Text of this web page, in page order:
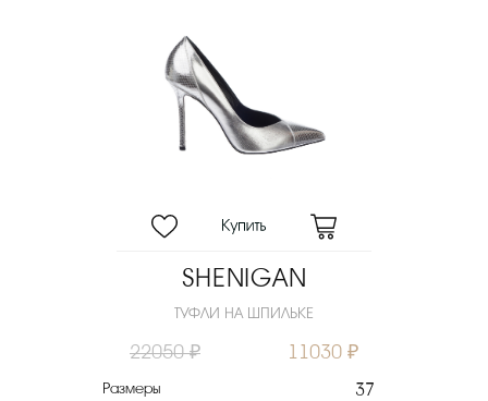
SHENIGAN
ТУФЛИ НА ШПИЛЬКЕ
22050 ₽ 11030 ₽
Размеры 37